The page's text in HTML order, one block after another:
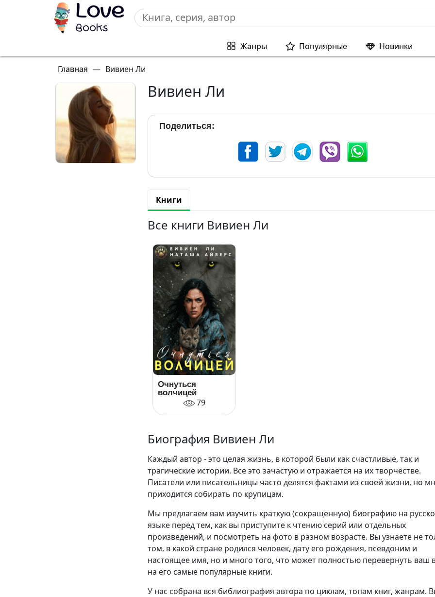
Жанры Популярные Новинки
Главная — Вивиен Ли
Вивиен Ли
Поделиться:
Книги
Все книги Вивиен Ли
Очнуться
волчицей
79
Биография Вивиен Ли
Каждый автор - это целая жизнь, в которой были как счастливые, так и
трагические истории. Все это зачастую и отражается на их творчестве.
Писатели или писательницы часто делятся фактами из своей жизни, но
приходится собирать по крупицам.
Мы предлагаем вам изучить краткую (сокращенную) биографию на
языке перед тем, как вы приступите к чтению серий или отдельных
произведений, и посмотреть на фото в разном возрасте. Вы узнаете не
том, в какой стране родился человек, дату его рождения, псевдоним и
настоящее имя, но и много того, что может полностью перевернуть ваш
на его самые популярные книги.
У нас собрана вся библиография автора по циклам, топам книг, жанрам.